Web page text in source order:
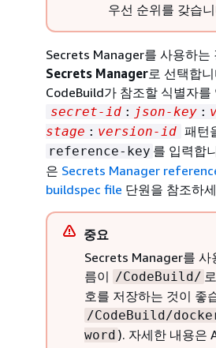
우선 순위를 갖습
Secrets Manager를 사용하는
Secrets Manager로 선택합
CodeBuild가 참조할 식별자를
secret-id : json-key :
stage : version-id 패턴
reference-key 를 입력합
은 Secrets Manager
buildspec file 단원을 참조하
중요
Secrets Manager를 사
름이 /CodeBuild/
호를 저장하는 것이 좋
/CodeBuild/
word ). 자세한 내용은